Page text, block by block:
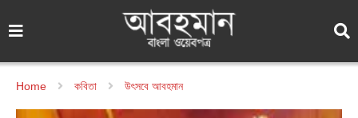
Home কবিতা উৎসবে আবহমান